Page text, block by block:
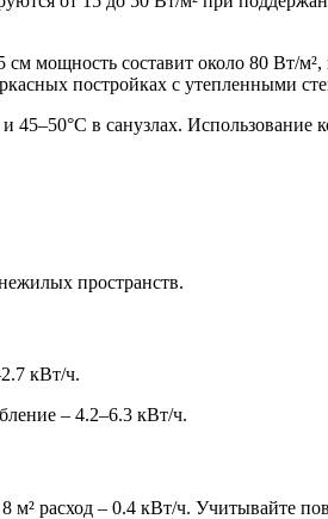
мощность составит около 80 Вт/
постройках с утепленными
45–50°C в санузлах. Использование
пространств.
кВт/ч.
– 4.2–6.3 кВт/ч.
м² расход – 0.4 кВт/ч. Учитывайте